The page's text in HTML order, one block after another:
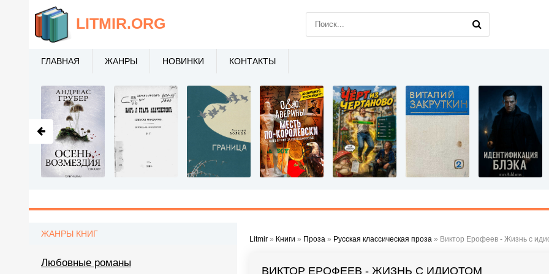
Litmir » Книги » Проза » Русская классическая проза » Виктор Ерофеев - Жизнь с
ВИКТОР ЕРОФЕЕВ - ЖИЗНЬ С ИДИОТОМ
ЖАНРЫ КНИГ
Любовные романы
LITMIR.ORG
ГЛАВНАЯ ЖАНРЫ НОВИНКИ КОНТАКТЫ